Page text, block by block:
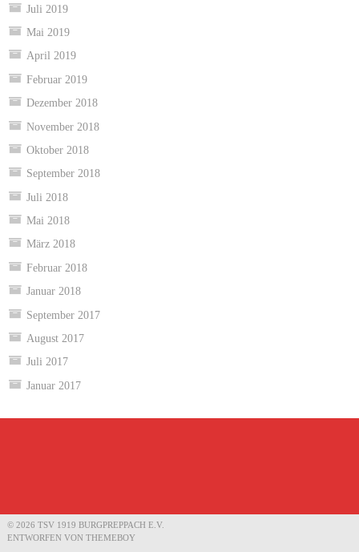
Juli 2019
Mai 2019
April 2019
Februar 2019
Dezember 2018
November 2018
Oktober 2018
September 2018
Juli 2018
Mai 2018
März 2018
Februar 2018
Januar 2018
September 2017
August 2017
Juli 2017
Januar 2017
© 2026 TSV 1919 BURGPREPPACH E.V.
ENTWORFEN VON THEMEBOY